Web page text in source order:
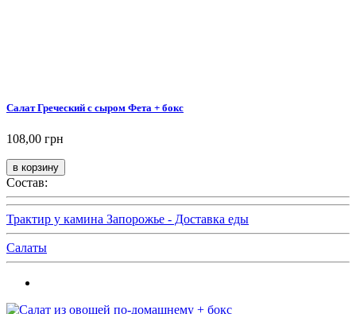
Салат Греческий с сыром Фета + бокс
108,00 грн
Состав:
Трактир у камина Запорожье - Доставка еды
Салаты